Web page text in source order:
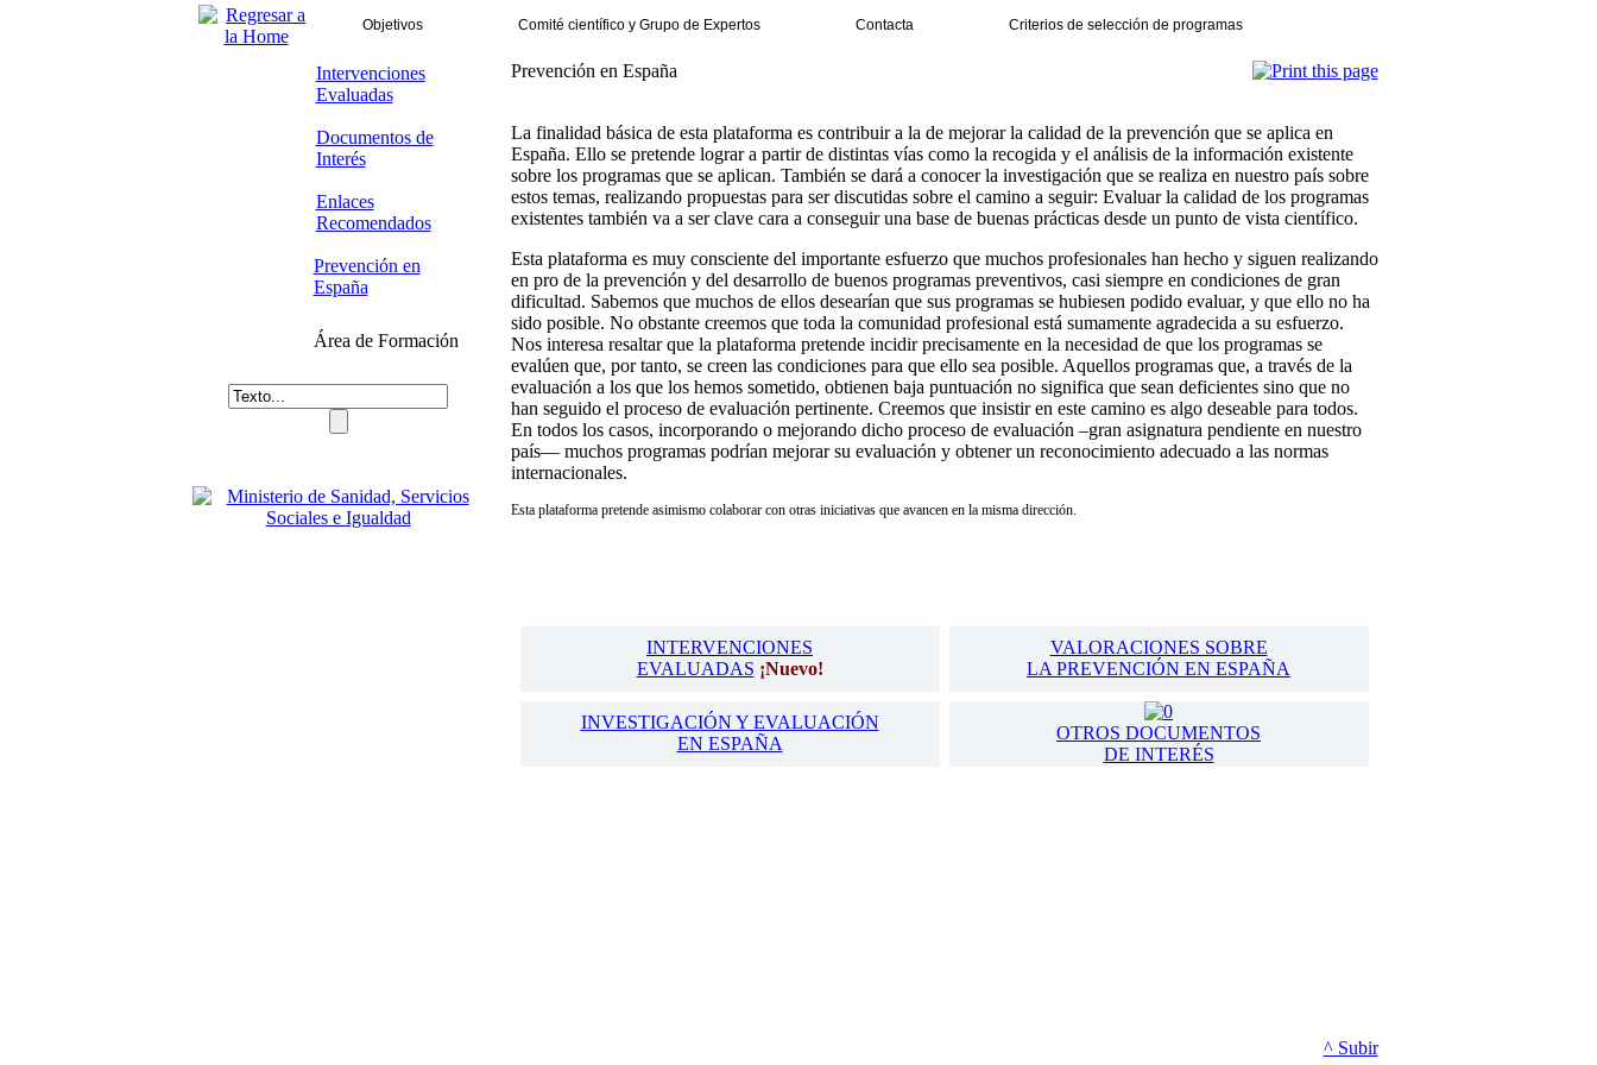
Objetivos Comité científico y Grupo de Expertos Contacta Criterios de selección de programas
Intervenciones
Evaluadas
Documentos de
Interés
Enlaces
Recomendados
Prevención en
España
Área de Formación
Prevención en España
La finalidad básica de esta plataforma es contribuir a la de mejorar la calidad de la prevención que se aplica en
España. Ello se pretende lograr a partir de distintas vías como la recogida y el análisis de la información existente
sobre los programas que se aplican. También se dará a conocer la investigación que se realiza en nuestro país sobre
estos temas, realizando propuestas para ser discutidas sobre el camino a seguir: Evaluar la calidad de los programas
existentes también va a ser clave cara a conseguir una base de buenas prácticas desde un punto de vista científico.
Esta plataforma es muy consciente del importante esfuerzo que muchos profesionales han hecho y siguen realizando
en pro de la prevención y del desarrollo de buenos programas preventivos, casi siempre en condiciones de gran
dificultad. Sabemos que muchos de ellos desearían que sus programas se hubiesen podido evaluar, y que ello no ha
sido posible. No obstante creemos que toda la comunidad profesional está sumamente agradecida a su esfuerzo.
Nos interesa resaltar que la plataforma pretende incidir precisamente en la necesidad de que los programas se
evalúen que, por tanto, se creen las condiciones para que ello sea posible. Aquellos programas que, a través de la
evaluación a los que los hemos sometido, obtienen baja puntuación no significa que sean deficientes sino que no
han seguido el proceso de evaluación pertinente. Creemos que insistir en este camino es algo deseable para todos.
En todos los casos, incorporando o mejorando dicho proceso de evaluación –gran asignatura pendiente en nuestro
país— muchos programas podrían mejorar su evaluación y obtener un reconocimiento adecuado a las normas
internacionales.
Esta plataforma pretende asimismo colaborar con otras iniciativas que avancen en la misma dirección.
INTERVENCIONES
EVALUADAS ¡Nuevo!
VALORACIONES SOBRE
LA PREVENCIÓN EN ESPAÑA
INVESTIGACIÓN Y EVALUACIÓN
EN ESPAÑA
OTROS DOCUMENTOS
DE INTERÉS
^ Subir